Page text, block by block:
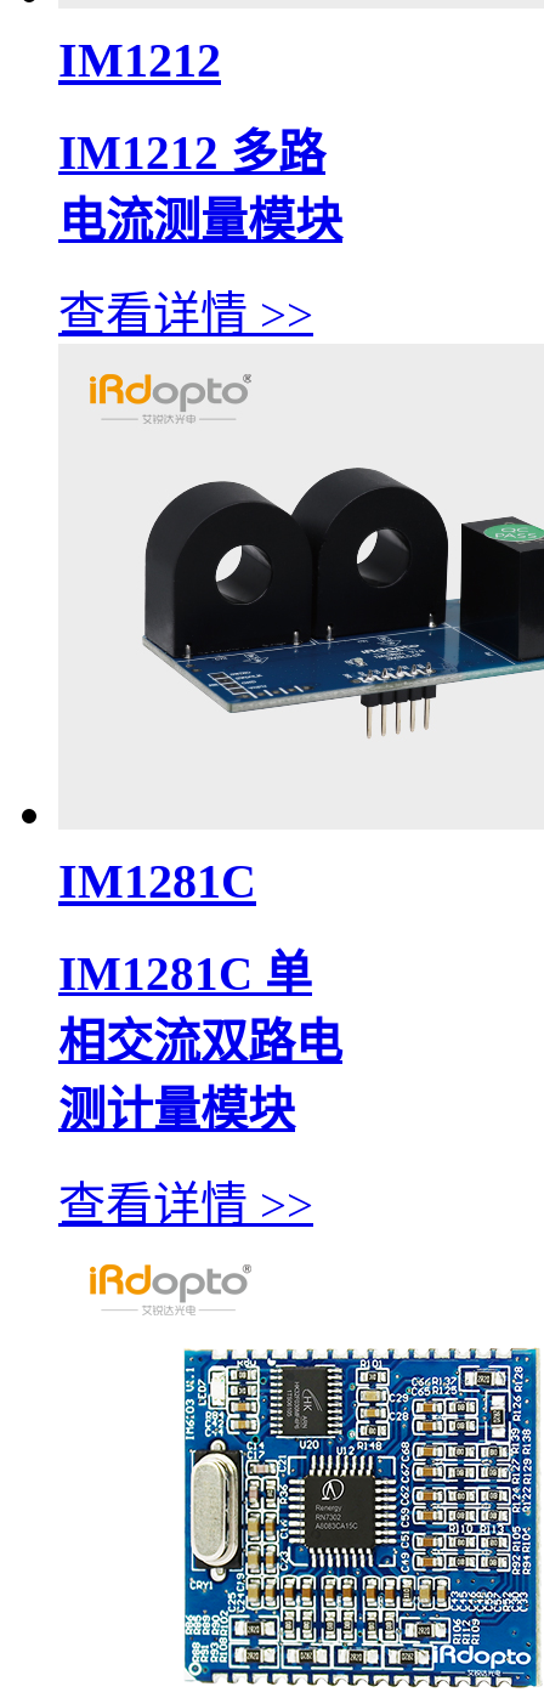
IM1212
IM1212 多路
电流测量模块
查看详情 >>
IM1281C
IM1281C 单
相交流双路电
测计量模块
查看详情 >>